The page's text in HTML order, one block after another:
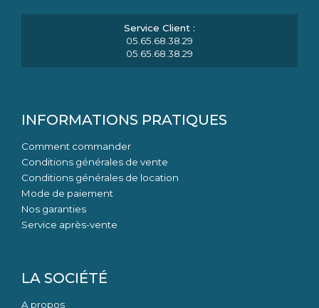
05.65.68.38.29
05.65.68.38.29
INFORMATIONS PRATIQUES
Comment commander
Conditions générales de vente
Conditions générales de location
Mode de paiement
Nos garanties
Service après-vente
LA SOCIÉTÉ
A propos